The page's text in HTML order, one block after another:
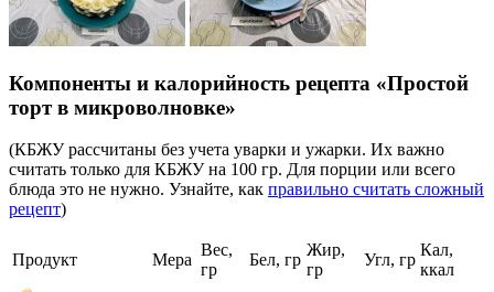
Компоненты и калорийность рецепта «Простой
торт в микроволновке»
(КБЖУ рассчитаны без учета уварки и ужарки. Их важно
считать только для КБЖУ на 100 гр. Для порции или всего
блюда это не нужно. Узнайте, как правильно считать сложный
рецепт)
Продукт Мера
Вес,
гр
Бел, гр
Жир,
гр
Угл, гр
Кал,
ккал